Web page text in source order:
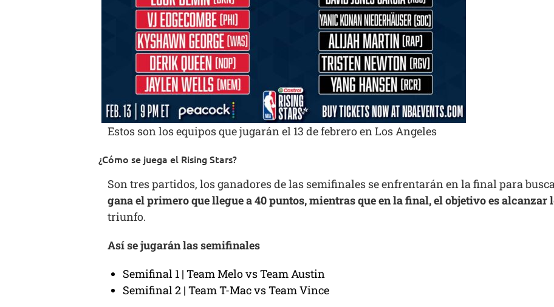
Estos son los equipos que jugarán el 13 de febrero en Los Angeles
¿Cómo se juega el Rising Stars?
Son tres partidos, los ganadores de las semifinales se enfrentarán en la final para
gana el primero que llegue a 40 puntos, mientras que en la final, el objetivo es alcanzar
triunfo.
Así se jugarán las semifinales
Semifinal 1 | Team Melo vs Team Austin
Semifinal 2 | Team T-Mac vs Team Vince